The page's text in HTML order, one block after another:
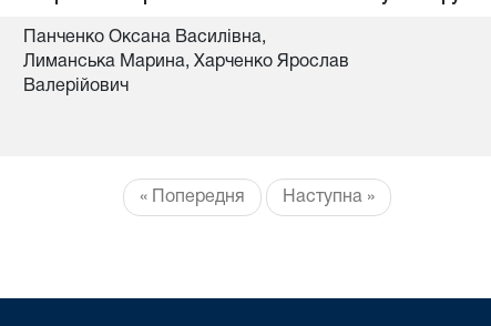
Панченко Оксана Василівна,
Лиманська Марина, Харченко Ярослав
Валерійович
« Попередня Наступна »